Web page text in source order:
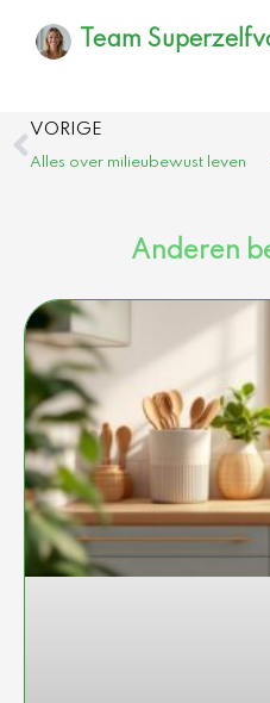
Team
Vorige
VORIGE
Alles over milieubewust leven
Anderen